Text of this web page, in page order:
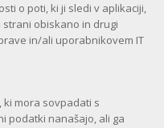
o poti, ki ji sledi v aplikaciji,
obiskano in drugi
in/ali uporabnikovem IT
ki mora sovpadati s
podatki nanašajo, ali ga